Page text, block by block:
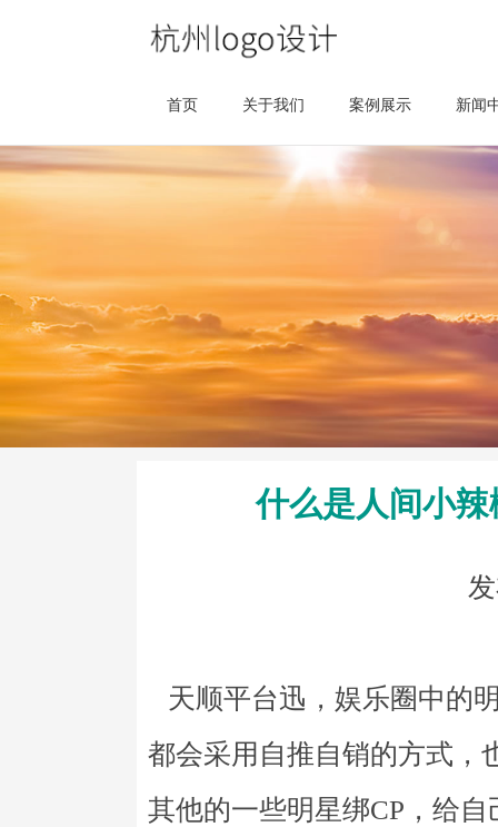
首页 关于我们 案例展示 新闻
什么是人间小
天顺平台迅，娱乐圈中的
都会采用自推自销的方式，
其他的一些明星绑CP，给